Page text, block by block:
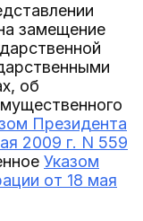
замещение
об
Президента
2009 г. N 559
Указом
от 18 мая